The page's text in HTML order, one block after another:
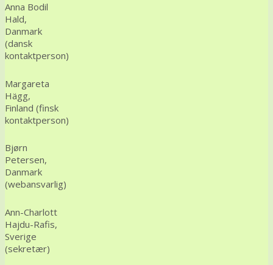
Anna Bodil
Hald,
Danmark
(dansk
kontaktperson)
Margareta
Hägg,
Finland (finsk
kontaktperson)
Bjørn
Petersen,
Danmark
(webansvarlig)
Ann-Charlott
Hajdu-Rafis,
Sverige
(sekretær)